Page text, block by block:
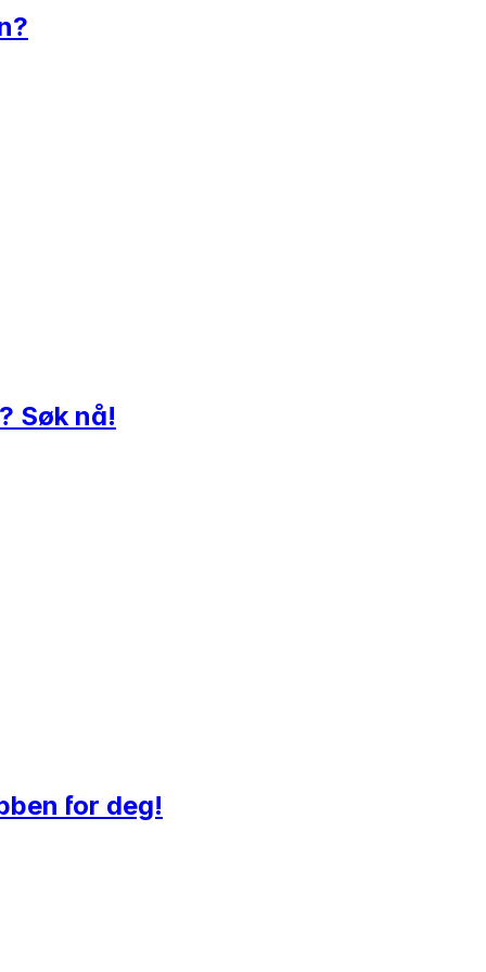
Søk nå!
for deg!